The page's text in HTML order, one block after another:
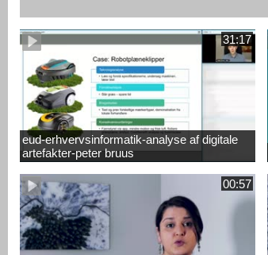
31:17
eud-erhvervsinformatik-analyse af digitale
artefakter-peter bruus
00:57